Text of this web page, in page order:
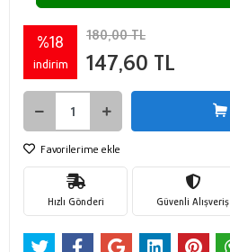
%18
indirim
180,00 TL
147,60 TL
Favorilerime ekle
Hızlı Gönderi Güvenli Alışveriş